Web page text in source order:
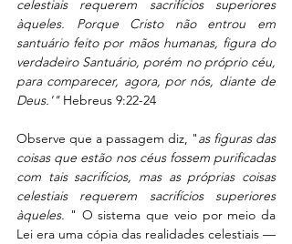
celestiais requerem sacrifícios superiores
àqueles. Porque Cristo não entrou em
santuário feito por mãos humanas, figura do
verdadeiro Santuário, porém no próprio céu,
para comparecer, agora, por nós, diante de
Deus.'" Hebreus 9:22-24
Observe que a passagem diz, "as figuras das
coisas que estão nos céus fossem purificadas
com tais sacrifícios, mas as próprias coisas
celestiais requerem sacrifícios superiores
àqueles. " O sistema que veio por meio da
Lei era uma cópia das realidades celestiais —